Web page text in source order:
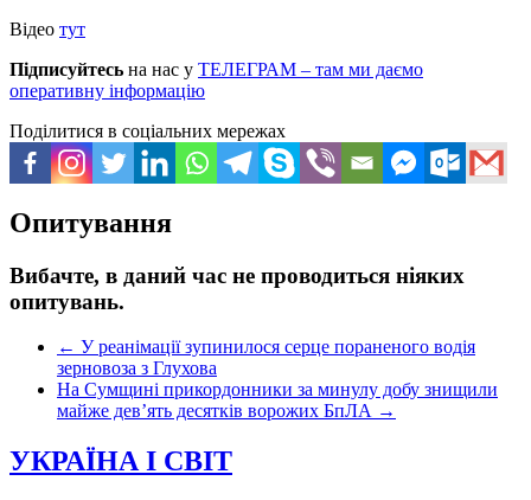
Відео тут
Підписуйтесь на нас у ТЕЛЕГРАМ – там ми даємо
оперативну інформацію
Поділитися в соціальних мережах
Опитування
Вибачте, в даний час не проводиться ніяких
опитувань.
← У реанімації зупинилося серце пораненого водія
зерновоза з Глухова
На Сумщині прикордонники за минулу добу знищили
майже дев’ять десятків ворожих БпЛА →
УКРАЇНА І СВІТ